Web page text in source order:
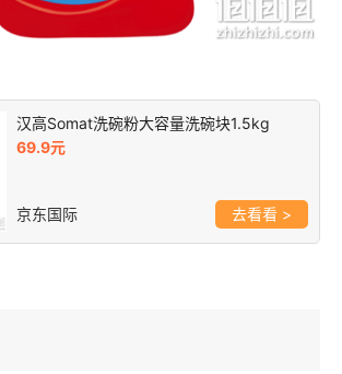
汉高Somat洗碗粉大容量洗碗块1.5kg
69.9元
京东国际 >